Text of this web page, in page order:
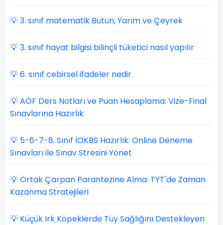
💡 3. sınıf matematik Bütün, Yarım ve Çeyrek
💡 3. sınıf hayat bilgisi bilinçli tüketici nasıl yapılır
💡 6. sınıf cebirsel ifadeler nedir
💡 AÖF Ders Notları ve Puan Hesaplama: Vize-Final
Sınavlarına Hazırlık
💡 5-6-7-8. Sınıf İOKBS Hazırlık: Online Deneme
Sınavları ile Sınav Stresini Yönet
💡 Ortak Çarpan Parantezine Alma: TYT'de Zaman
Kazanma Stratejileri
💡 Küçük Irk Köpeklerde Tüy Sağlığını Destekleyen